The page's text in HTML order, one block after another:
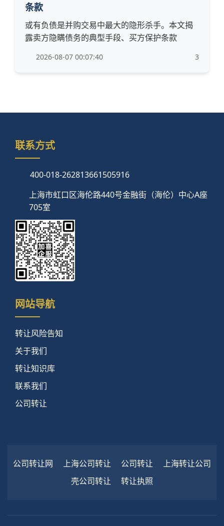
条款
或有负债是并购交易中最大的隐形杀手。本文揭
露卖方隐瞒债务的典型手段、买方保护条款
2026-08-07 00:07:40 3
联系方式
400-018-262813661505916
上海市虹口区海伦路440号金融街（海伦）中心A座
705室
网站导航
转让风险告知
关于我们
转让知识库
联系我们
公司转让
公司转让网 上海公司转让 公司转让
上海转让公司
壳公司转让
转让执照